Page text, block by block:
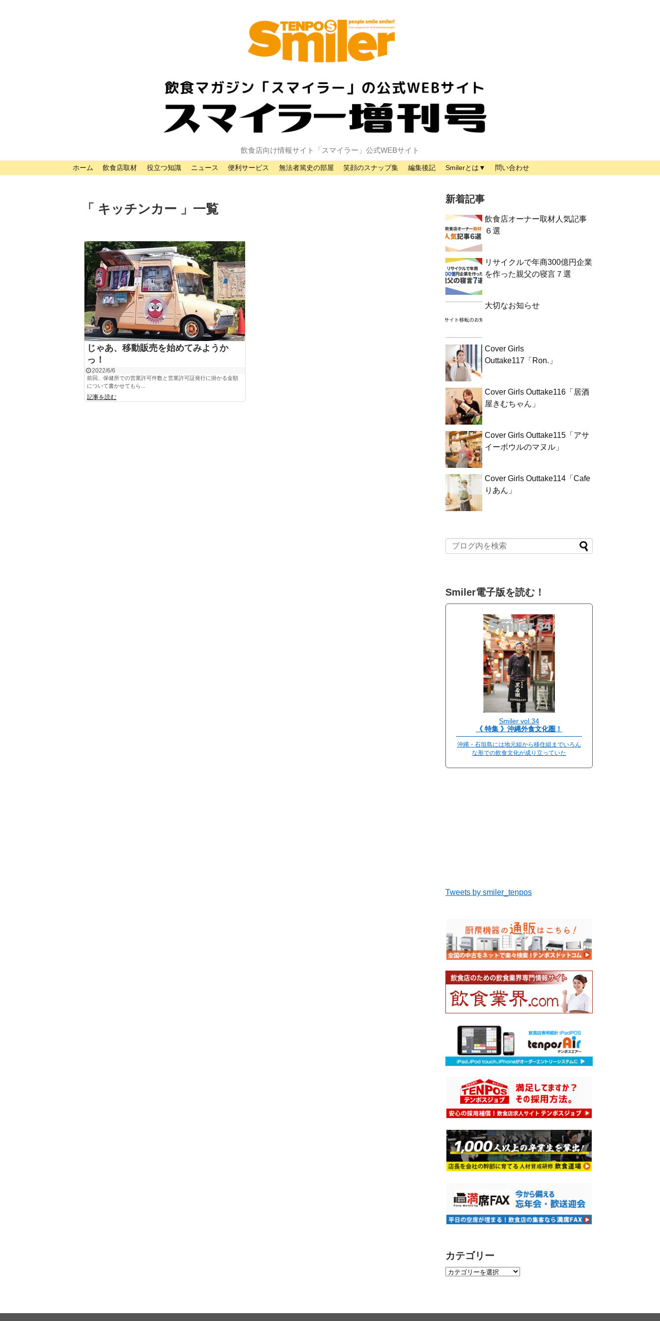
飲食店向け情報サイト「スマイラー」公式WEBサイト
ホーム 飲食店取材 役立つ知識 ニュース 便利サービス 無法者篤史の部屋 笑顔のスナップ集 編集後記 Smilerとは▼ 問い合わせ
「 キッチンカー 」一覧
じゃあ、移動販売を始めてみようか
っ！
2022/6/6
前回、保健所での営業許可件数と営業許可証発行に掛かる金額
について書かせてもら...
記事を読む
新着記事
飲食店オーナー取材人気記事
６選
リサイクルで年商300億円企業
を作った親父の寝言７選
大切なお知らせ
Cover Girls
Outtake117「Ron.」
Cover Girls Outtake116「居酒
屋きむちゃん」
Cover Girls Outtake115「アサ
イーボウルのマヌル」
Cover Girls Outtake114「Cafe
りあん」
Smiler電子版を読む！
Smiler vol.34
《 特集 》沖縄外食文化圏！
沖縄・石垣島には地元組から移住組までいろん
な形での飲食文化が成り立っていた
Tweets by smiler_tenpos
カテゴリー